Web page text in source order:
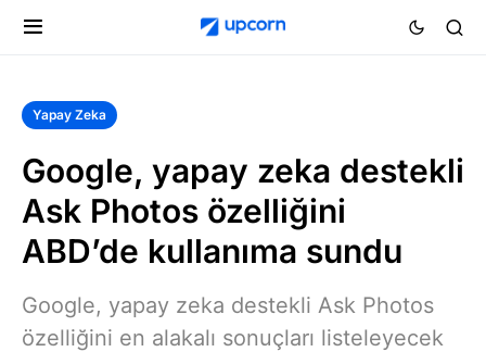
Yapay Zeka
Google, yapay zeka destekli
Ask Photos özelliğini
ABD’de kullanıma sundu
Google, yapay zeka destekli Ask Photos
özelliğini en alakalı sonuçları listeleyecek